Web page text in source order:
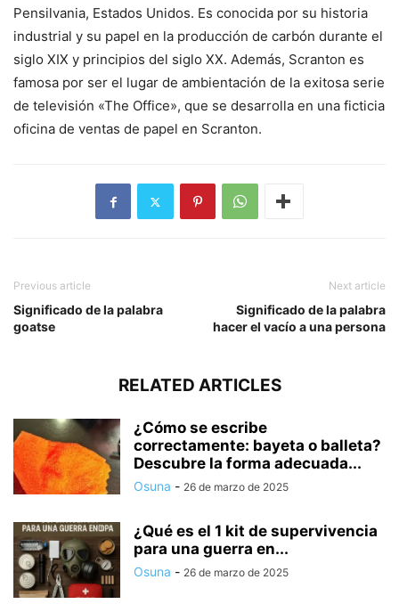
Pensilvania, Estados Unidos. Es conocida por su historia
industrial y su papel en la producción de carbón durante el
siglo XIX y principios del siglo XX. Además, Scranton es
famosa por ser el lugar de ambientación de la exitosa serie
de televisión «The Office», que se desarrolla en una ficticia
oficina de ventas de papel en Scranton.
Previous article
Significado de la palabra
goatse
Next article
Significado de la palabra
hacer el vacío a una persona
RELATED ARTICLES
¿Cómo se escribe
correctamente: bayeta o balleta?
Descubre la forma adecuada...
Osuna - 26 de marzo de 2025
¿Qué es el 1 kit de supervivencia
para una guerra en...
Osuna - 26 de marzo de 2025